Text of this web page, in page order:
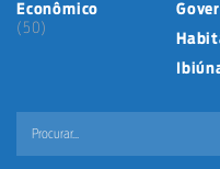
Econômico
(50)